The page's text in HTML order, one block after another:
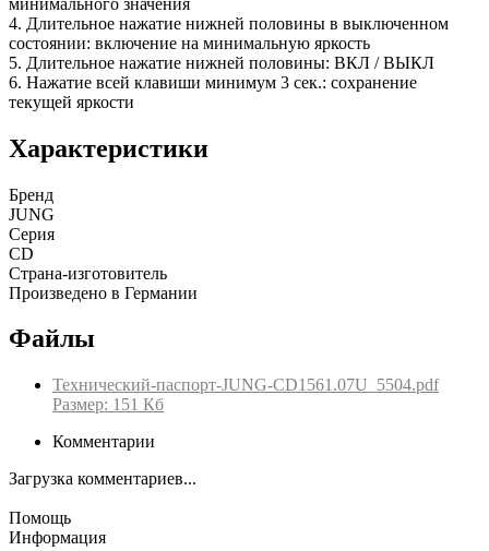
4. Длительное нажатие нижней половины в выключенном
состоянии: включение на минимальную яркость
5. Длительное нажатие нижней половины: ВКЛ / ВЫКЛ
6. Нажатие всей клавиши минимум 3 сек.: сохранение
текущей яркости
Характеристики
Бренд
JUNG
Серия
CD
Страна-изготовитель
Произведено в Германии
Файлы
Технический-паспорт-JUNG-CD1561.07U_5504.pdf
Размер: 151 Кб
Комментарии
Загрузка комментариев...
Помощь
Информация